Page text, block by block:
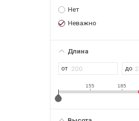
Нет
Неважно
Длина
155 185